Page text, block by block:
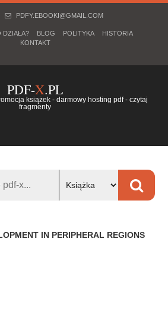
PDFY.EBOOKI@GMAIL.COM
DZIAŁA? BLOG POLITYKA
HISTORIA
KONTAKT
PDF-X.PL
książek - darmowy hosting pdf - czytaj
fragmenty
IN PERIPHERAL REGIONS